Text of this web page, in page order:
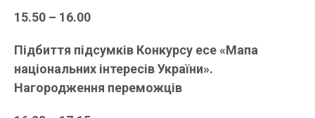
15.50 – 16.00
Підбиття підсумків Конкурсу есе «Мапа
національних інтересів України».
Нагородження переможців